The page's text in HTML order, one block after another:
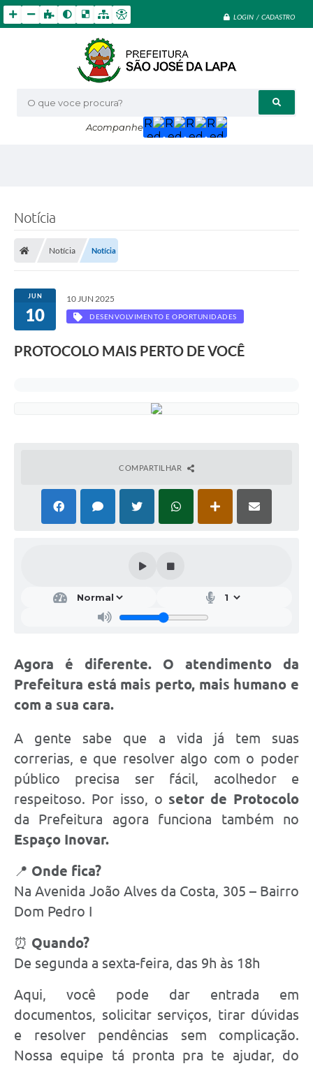
LOGIN / CADASTRO
O que voce procura?
Acompanhe
Notícia
Notícia Notícia
JUN
10
10 JUN 2025
DESENVOLVIMENTO E OPORTUNIDADES
PROTOCOLO MAIS PERTO DE VOCÊ
COMPARTILHAR
Agora é diferente. O atendimento da
Prefeitura está mais perto, mais humano e
com a sua cara.
A gente sabe que a vida já tem suas
correrias, e que resolver algo com o poder
público precisa ser fácil, acolhedor e
respeitoso. Por isso, o setor de Protocolo
da Prefeitura agora funciona também no
Espaço Inovar.
📍 Onde fica?
Na Avenida João Alves da Costa, 305 – Bairro
Dom Pedro I
⏰ Quando?
De segunda a sexta-feira, das 9h às 18h
Aqui, você pode dar entrada em
documentos, solicitar serviços, tirar dúvidas
e resolver pendências sem complicação.
Nossa equipe tá pronta pra te ajudar, do